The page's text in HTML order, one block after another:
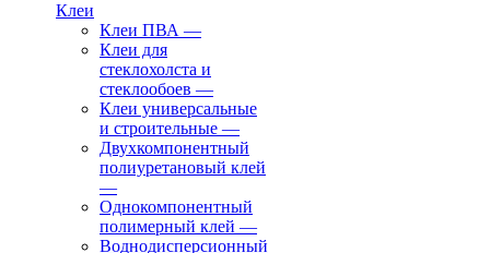
Клеи
Клеи ПВА —
Клеи для
стеклохолста и
стеклообоев —
Клеи универсальные
и строительные —
Двухкомпонентный
полиуретановый клей
—
Однокомпонентный
полимерный клей —
Воднодисперсионный